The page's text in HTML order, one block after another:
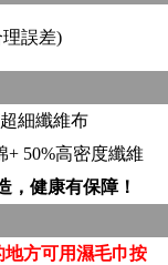
理誤差)
細纖維布
+ 50%高密度纖維
，健康有保障！
方可用濕毛巾按